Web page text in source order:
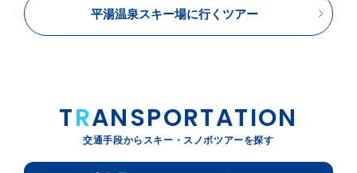
平湯温泉スキー場に行くツアー
TRANSPORTATION
交通手段からスキー・スノボツアーを探す